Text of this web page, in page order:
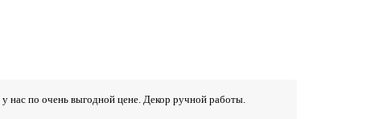
нас по очень выгодной цене. Декор ручной работы.